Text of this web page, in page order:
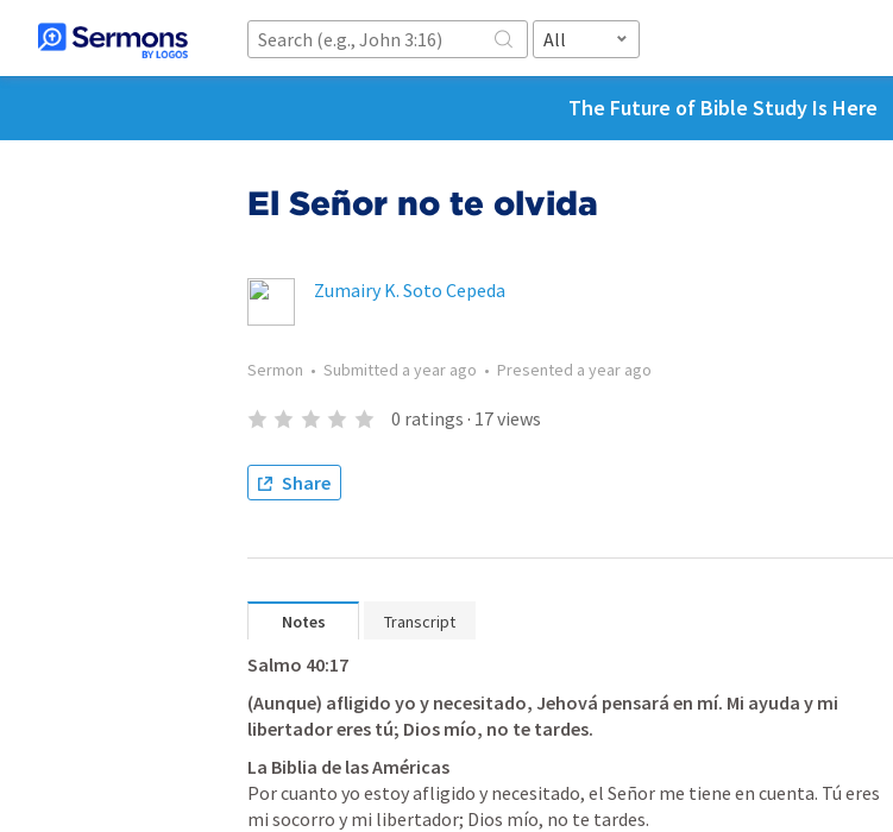
All
The Future of Bible Study Is Here
El Señor no te olvida
Zumairy K. Soto Cepeda
Sermon • Submitted a year ago • Presented a year ago
0 ratings · 17views
Share
Notes Transcript
Salmo 40:17
(Aunque) afligido yo y necesitado, Jehová pensará en mí. Mi ayuda y mi
libertador eres tú; Dios mío, no te tardes.
Por cuanto yo estoy afligido y necesitado, el Señor me tiene en cuenta. Tú eres
mi socorro y mi libertador; Dios mío, no te tardes.